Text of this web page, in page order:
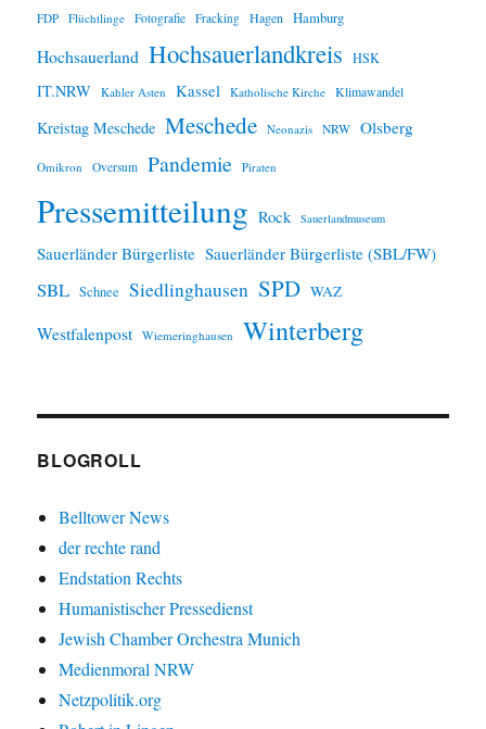
FDP Flüchtlinge Fotografie Fracking Hagen Hamburg
Hochsauerland Hochsauerlandkreis HSK
IT.NRW Kahler Asten Kassel Katholische Kirche Klimawandel
Kreistag Meschede Meschede Neonazis NRW Olsberg
Omikron Oversum Pandemie Piraten
Pressemitteilung Rock Sauerlandmuseum
Sauerländer Bürgerliste Sauerländer Bürgerliste (SBL/FW)
SBL Schnee Siedlinghausen SPD WAZ
Westfalenpost Wiemeringhausen Winterberg
BLOGROLL
Belltower News
der rechte rand
Endstation Rechts
Humanistischer Pressedienst
Jewish Chamber Orchestra Munich
Medienmoral NRW
Netzpolitik.org